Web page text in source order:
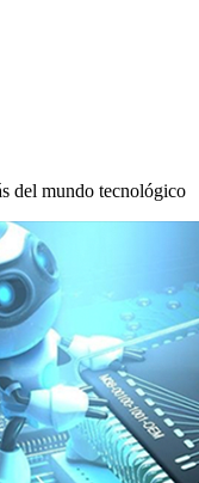
del mundo tecnológico